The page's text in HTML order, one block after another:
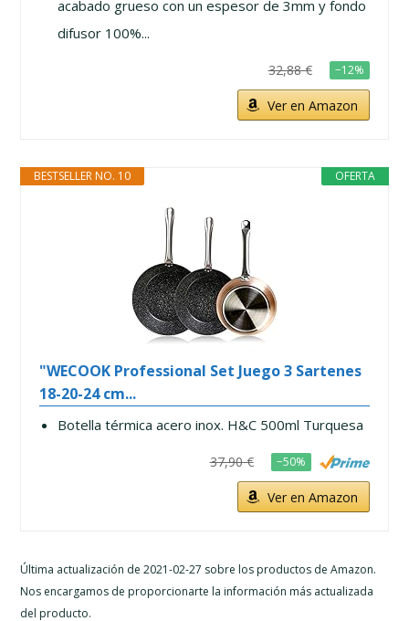
acabado grueso con un espesor de 3mm y fondo
difusor 100%...
32,88 € −12%
Ver en Amazon
OFERTA
BESTSELLER NO. 10
"WECOOK Professional Set Juego 3 Sartenes
18-20-24 cm...
Botella térmica acero inox. H&C 500ml Turquesa
37,90 € −50%
Ver en Amazon
Última actualización de 2021-02-27 sobre los productos de Amazon.
Nos encargamos de proporcionarte la información más actualizada
del producto.